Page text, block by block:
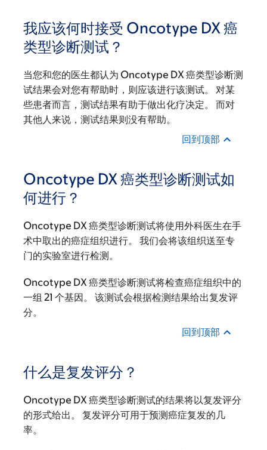
我应该何时接受 Oncotype DX 癌
类型诊断测试？
当您和您的医生都认为 Oncotype DX 癌类型诊断测
试结果会对您有帮助时，则应该进行该测试。 对某
些患者而言，测试结果有助于做出化疗决定。 而对
其他人来说，测试结果则没有帮助。
回到顶部
Oncotype DX 癌类型诊断测试如
何进行？
Oncotype DX 癌类型诊断测试将使用外科医生在手
术中取出的癌症组织进行。 我们会将该组织送至专
门的实验室进行检测。
Oncotype DX 癌类型诊断测试将检查癌症组织中的
一组 21 个基因。 该测试会根据检测结果给出复发评
分。
回到顶部
什么是复发评分？
Oncotype DX 癌类型诊断测试的结果将以复发评分
的形式给出。 复发评分可用于预测癌症复发的几
率。